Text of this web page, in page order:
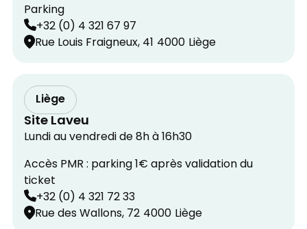
Parking
+32 (0) 4 321 67 97
Rue Louis Fraigneux, 41 4000 Liège
Liège
Site Laveu
Lundi au vendredi de 8h à 16h30
Accès PMR : parking 1€ après validation du
ticket
+32 (0) 4 321 72 33
Rue des Wallons, 72 4000 Liège